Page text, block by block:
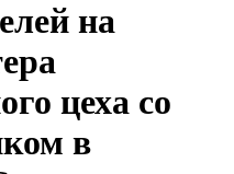
на
цеха со
в